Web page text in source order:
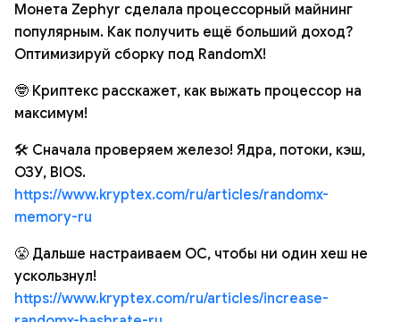
Монета Zephyr сделала процессорный майнинг
популярным. Как получить ещё больший доход?
Оптимизируй сборку под RandomX!
🤓 Криптекс расскажет, как выжать процессор на
максимум!
🛠 Сначала проверяем железо! Ядра, потоки, кэш,
ОЗУ, BIOS.
https://www.kryptex.com/ru/articles/randomx-
memory-ru
😤 Дальше настраиваем ОС, чтобы ни один хеш не
ускользнул!
https://www.kryptex.com/ru/articles/increase-